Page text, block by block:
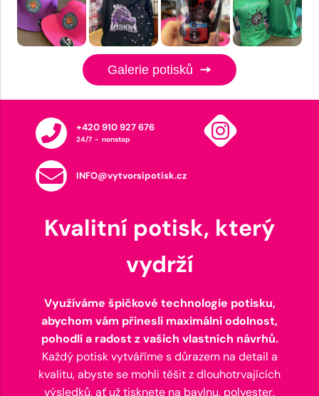
Galerie potisků
+420 910 927 676
24/7 - nonstop
INFO@vytvorsipotisk.cz
Kvalitní potisk, který
vydrží
Využíváme špičkové technologie potisku,
abychom vám přinesli maximální odolnost,
pohodlí a radost z vašich vlastních návrhů.
Každý potisk vytváříme s důrazem na detail a
kvalitu, abyste se mohli těšit z dlouhotrvajících
výsledků, ať už tisknete na bavlnu, polyester,